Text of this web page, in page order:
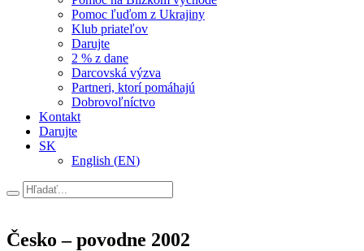
Pomoc ľuďom z Ukrajiny
Klub priateľov
Darujte
2 % z dane
Darcovská výzva
Partneri, ktorí pomáhajú
Dobrovoľníctvo
Kontakt
Darujte
SK
English (EN)
Hľadať
Česko – povodne 2002